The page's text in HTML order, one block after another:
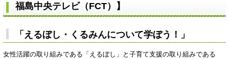
福島中央テレビ（FCT）】
「えるぼし・くるみんについて学ぼう！」
女性活躍の取り組みである「えるぼし」と子育て支援の取り組みである